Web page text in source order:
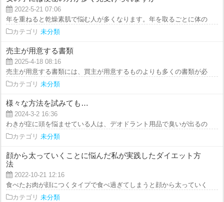
2022-5-21 07:06
年を重ねると乾燥素肌で悩む人が多くなります。年を取るごとに体の中に
カテゴリ 未分類
売主が用意する書類
2025-4-18 08:16
売主が用意する書類には、買主が用意するものよりも多くの書類が必要と
カテゴリ 未分類
様々な方法を試みても…
2024-3-2 16:36
わきが症に頭を悩ませている人は、デオドラント用品で臭いが出るのを抑
カテゴリ 未分類
顔から太っていくことに悩んだ私が実践したダイエット方
法
2022-10-21 12:16
食べたお肉が顔につくタイプで食べ過ぎてしまうと顔から太っていくので
カテゴリ 未分類